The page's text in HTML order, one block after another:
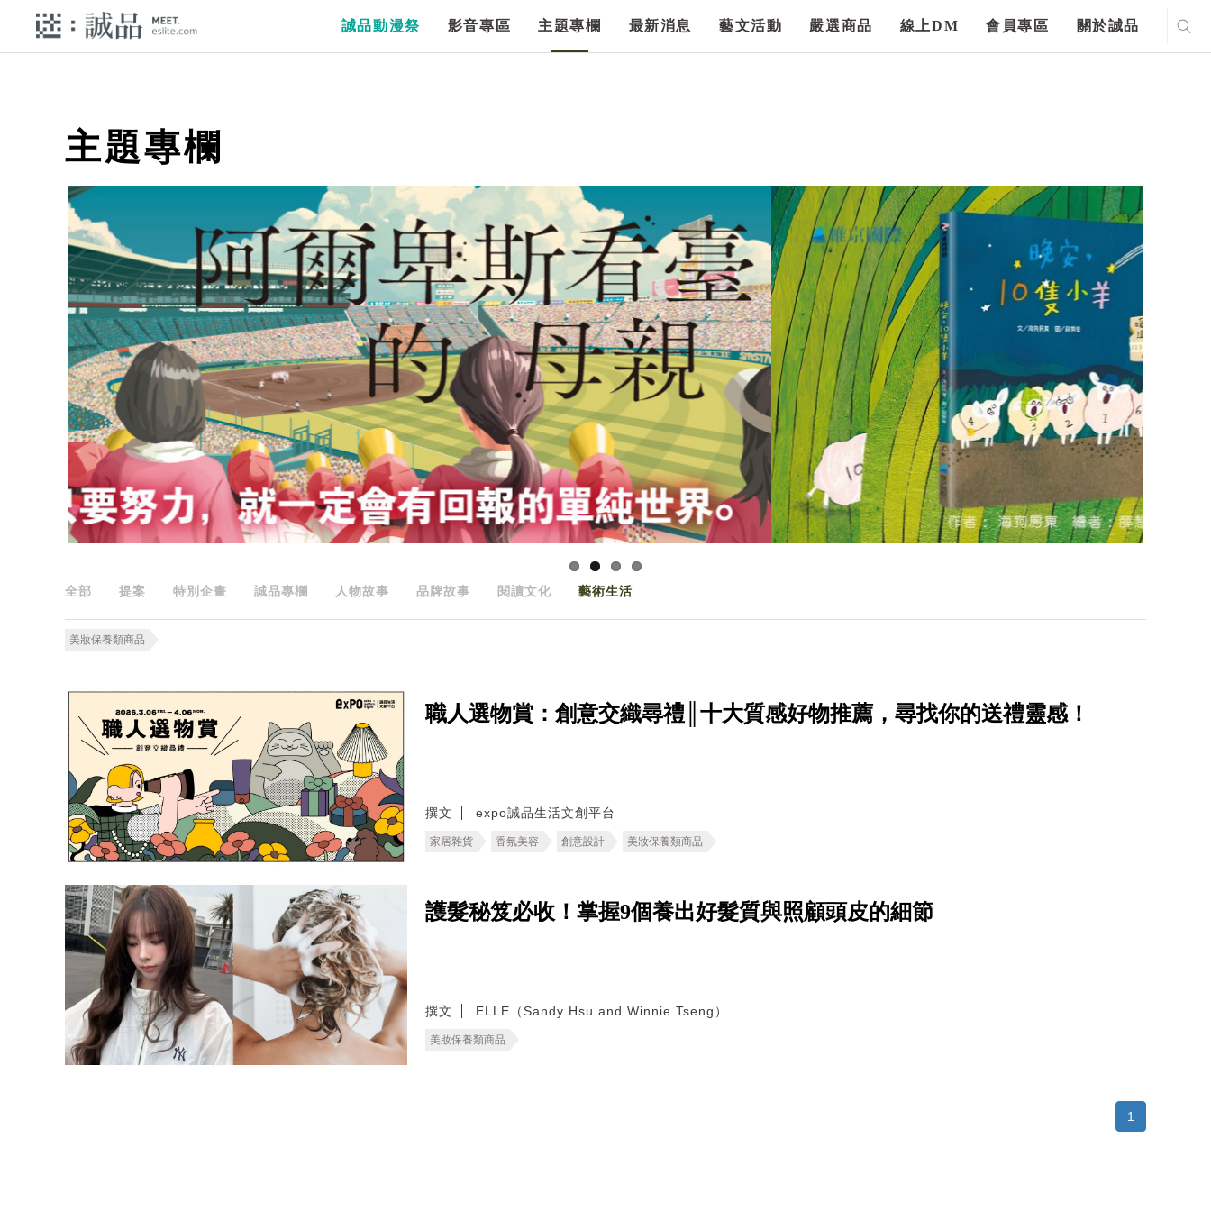
誠品動漫祭 影音專區 主題專欄 最新消息 藝文活動 嚴選商品 線上DM 會員專區 關於誠品
主題專欄
全部 提案 特別企畫 誠品專欄 人物故事 品牌故事 閱讀文化 藝術生活
美妝保養類商品
職人選物賞：創意交織尋禮║十大質感好物推薦，尋找你的送禮靈感！
撰文 expo誠品生活文創平台
家居雜貨 香氛美容 創意設計 美妝保養類商品
護髮秘笈必收！掌握9個養出好髮質與照顧頭皮的細節
撰文 ELLE（Sandy Hsu and Winnie Tseng）
美妝保養類商品
1